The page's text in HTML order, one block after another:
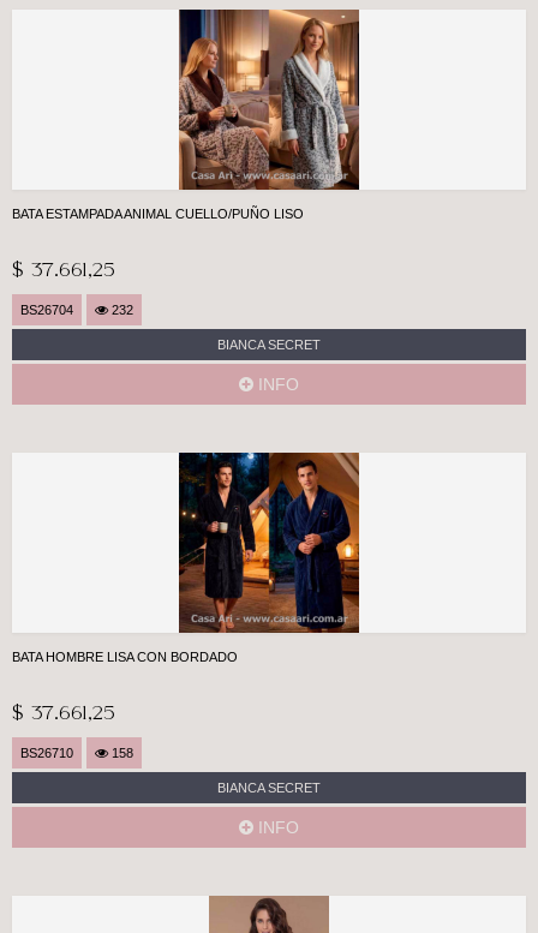
BATA ESTAMPADA ANIMAL CUELLO/PUÑO LISO
$ 37.661,25
BS26704 232
BIANCA SECRET
INFO
BATA HOMBRE LISA CON BORDADO
$ 37.661,25
BS26710 158
BIANCA SECRET
INFO